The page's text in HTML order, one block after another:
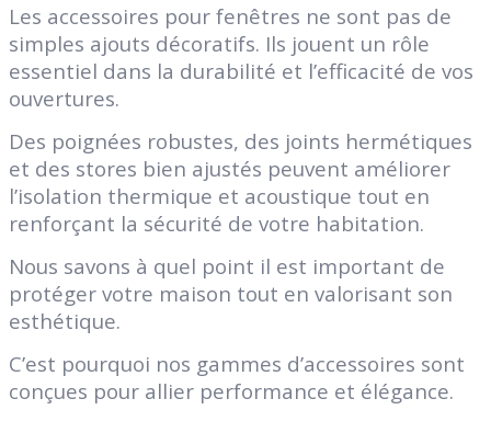
Les accessoires pour fenêtres ne sont pas de
simples ajouts décoratifs. Ils jouent un rôle
essentiel dans la durabilité et l’efficacité de vos
ouvertures.
Des poignées robustes, des joints hermétiques
et des stores bien ajustés peuvent améliorer
l’isolation thermique et acoustique tout en
renforçant la sécurité de votre habitation.
Nous savons à quel point il est important de
protéger votre maison tout en valorisant son
esthétique.
C’est pourquoi nos gammes d’accessoires sont
conçues pour allier performance et élégance.